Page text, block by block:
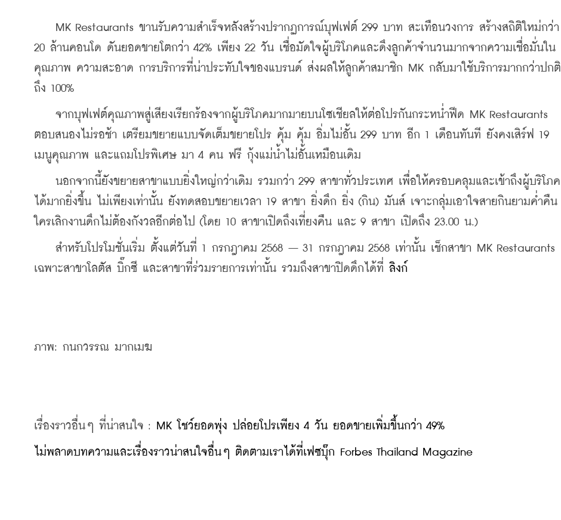
MK Restaurants ขานรับความสำเร็จหลังสร้างปรากฏการณ์บุฟเฟต์ 299 บาท สะเทือนวงการ สร้างสถิติใหม่กว่า
20 ล้านคอนโด ดันยอดขายโตกว่า 42% เพียง 22 วัน เชื่อมัดใจผู้บริโภคและดึงลูกค้าจำนวนมากจากความเชื่อมั่นใน
คุณภาพ ความสะอาด การบริการที่น่าประทับใจของแบรนด์ ส่งผลให้ลูกค้าสมาชิก MK กลับมาใช้บริการมากกว่าปกติ
ถึง 100%
จากบุฟเฟต์คุณภาพสู่เสียงเรียกร้องจากผู้บริโภคมากมายบนโซเชียลให้ต่อโปรกันกระหน่ำฟีด MK Restaurants
ตอบสนองไม่รอช้า เตรียมขยายแบบจัดเต็มขยายโปร คุ้ม คุ้ม อิ่มไม่อั้น 299 บาท อีก 1 เดือนทันที ยังคงเสิร์ฟ 19
เมนูคุณภาพ และแถมโปรพิเศษ มา 4 คน ฟรี กุ้งแม่น้ำไม่อั้นเหมือนเดิม
นอกจากนี้ยังขยายสาขาแบบยิ่งใหญ่กว่าเดิม รวมกว่า 299 สาขาทั่วประเทศ เพื่อให้ครอบคลุมและเข้าถึงผู้บริโภค
ได้มากยิ่งขึ้น ไม่เพียงเท่านั้น ยังทดสอบขยายเวลา 19 สาขา ยิ่งดึก ยิ่ง (กิน) มันส์ เจาะกลุ่มเอาใจสายกินยามค่ำคืน
ใครเลิกงานดึกไม่ต้องกังวลอีกต่อไป (โดย 10 สาขาเปิดถึงเที่ยงคืน และ 9 สาขา เปิดถึง 23.00 น.)
สำหรับโปรโมชั่นเริ่ม ตั้งแต่วันที่ 1 กรกฎาคม 2568 – 31 กรกฎาคม 2568 เท่านั้น เช็กสาขา MK Restaurants
เฉพาะสาขาโลตัส บิ๊กซี และสาขาที่ร่วมรายการเท่านั้น รวมถึงสาขาปิดดึกได้ที่ ลิงก์
ภาพ: กนกวรรณ มากเมฆ
เรื่องราวอื่นๆ ที่น่าสนใจ : MK โชว์ยอดพุ่ง ปล่อยโปรเพียง 4 วัน ยอดขายเพิ่มขึ้นกว่า 49%
ไม่พลาดบทความและเรื่องราวน่าสนใจอื่นๆ ติดตามเราได้ที่เฟซบุ๊ก Forbes Thailand Magazine